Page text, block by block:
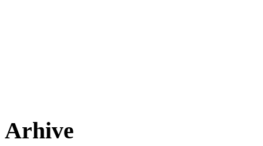
Arhive